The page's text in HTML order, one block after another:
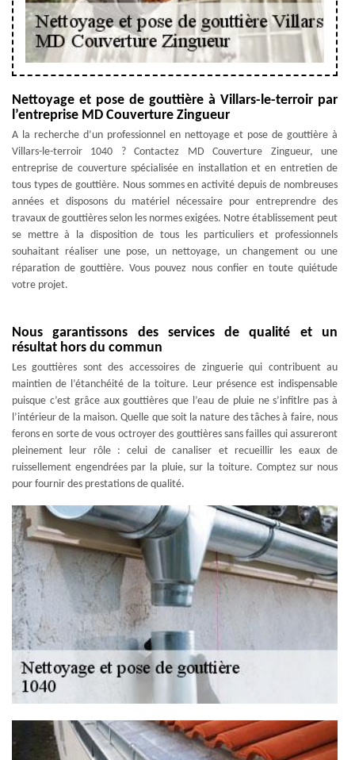
Nettoyage et pose de gouttière à Villars-le-terroir par
l’entreprise MD Couverture Zingueur
A la recherche d’un professionnel en nettoyage et pose de gouttière à
Villars-le-terroir 1040 ? Contactez MD Couverture Zingueur, une
entreprise de couverture spécialisée en installation et en entretien de
tous types de gouttière. Nous sommes en activité depuis de nombreuses
années et disposons du matériel nécessaire pour entreprendre des
travaux de gouttières selon les normes exigées. Notre établissement peut
se mettre à la disposition de tous les particuliers et professionnels
souhaitant réaliser une pose, un nettoyage, un changement ou une
réparation de gouttière. Vous pouvez nous confier en toute quiétude
votre projet.
Nous garantissons des services de qualité et un
résultat hors du commun
Les gouttières sont des accessoires de zinguerie qui contribuent au
maintien de l’étanchéité de la toiture. Leur présence est indispensable
puisque c’est grâce aux gouttières que l’eau de pluie ne s’infitlre pas à
l’intérieur de la maison. Quelle que soit la nature des tâches à faire, nous
ferons en sorte de vous octroyer des gouttières sans failles qui assureront
pleinement leur rôle : celui de canaliser et recueillir les eaux de
ruissellement engendrées par la pluie, sur la toiture. Comptez sur nous
pour fournir des prestations de qualité.